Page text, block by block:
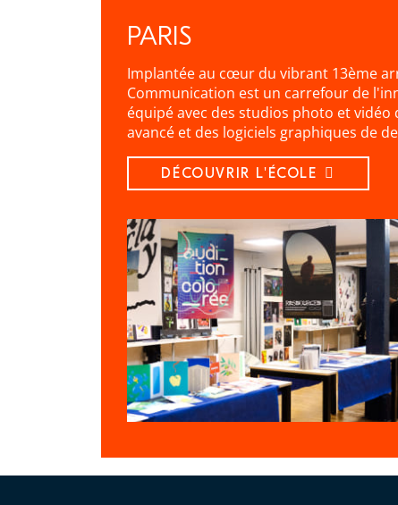
PARIS
Implantée au cœur du vibrant 13ème
Communication est un carrefour de
équipé avec des studios photo et
avancé et des logiciels graphiques de
DÉCOUVRIR L'ÉCOLE